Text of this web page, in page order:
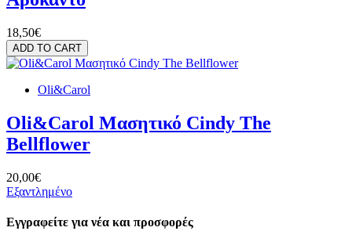
18,50€
ADD TO CART
Oli&Carol
Oli&Carol Μασητικό Cindy The
Bellflower
20,00€
Εξαντλημένο
Εγγραφείτε για νέα και προσφορές